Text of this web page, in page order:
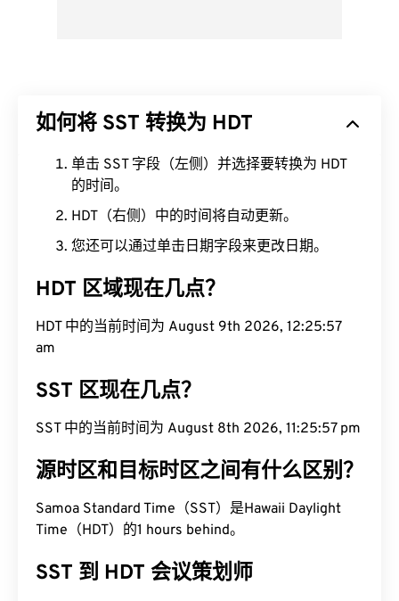
如何将 SST 转换为 HDT
单击 SST 字段（左侧）并选择要转换为 HDT
的时间。
HDT（右侧）中的时间将自动更新。
您还可以通过单击日期字段来更改日期。
HDT 区域现在几点？
HDT 中的当前时间为 August 9th 2026, 12:25:58
am
SST 区现在几点？
SST 中的当前时间为 August 8th 2026, 11:25:58 pm
源时区和目标时区之间有什么区别？
Samoa Standard Time（SST）是Hawaii Daylight
Time（HDT）的1 hours behind。
SST 到 HDT 会议策划师